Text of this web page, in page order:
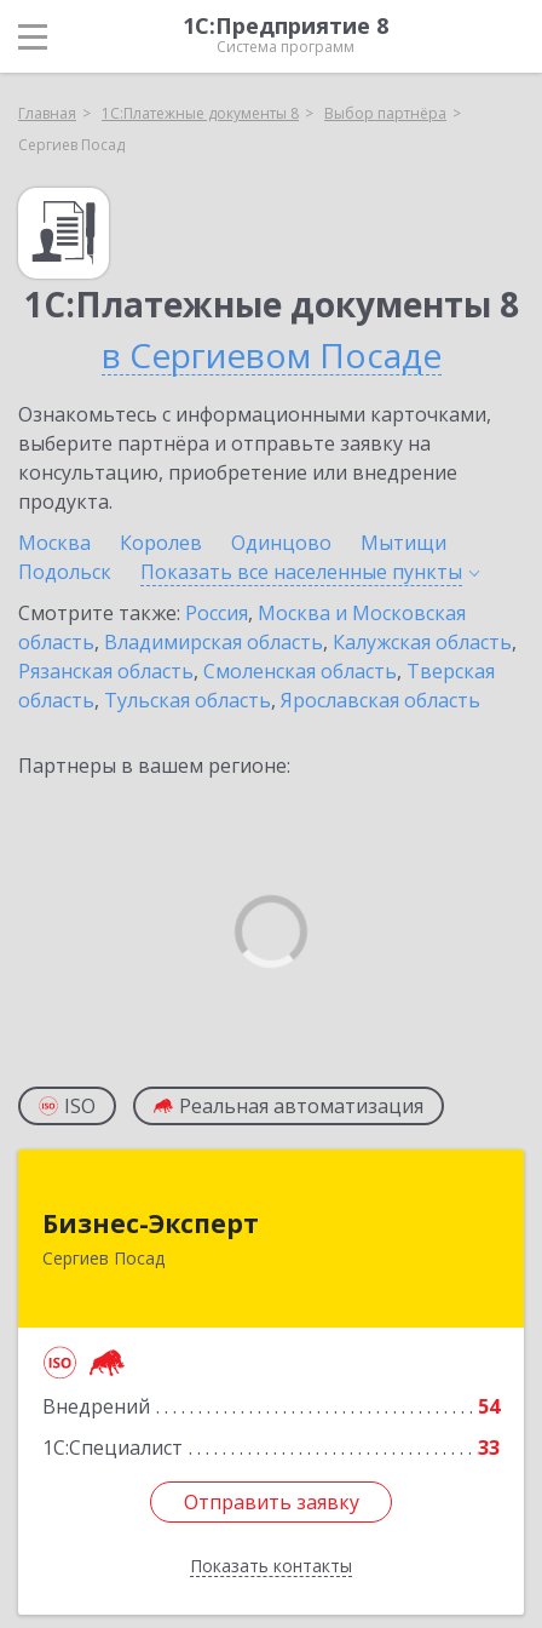
1С:Предприятие 8
Система программ
Главная 1С:Платежные документы 8
Выбор партнёра
Сергиев Посад
1С:Платежные документы 8
в Сергиевом Посаде
Ознакомьтесь с информационными карточками,
выберите партнёра и отправьте заявку на
консультацию, приобретение или внедрение
продукта.
Москва
Королев Одинцово
Мытищи
Подольск
Показать все населенные пункты
Смотрите также: Россия, Москва и Московская
область, Владимирская область, Калужская область,
Рязанская область, Смоленская область, Тверская
область, Тульская область, Ярославская область
Партнеры в вашем регионе:
ISO Реальная автоматизация
Бизнес-Эксперт
Сергиев Посад
Внедрений
54
1С:Специалист
33
Отправить заявку
Показать контакты
141310, Московская обл, Сергиево-Посадский
р-н, Сергиев Посад г, Пионерская ул, дом № 6,
Отправить заявку
Назад